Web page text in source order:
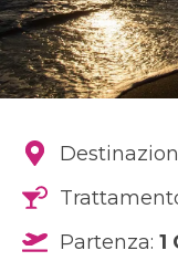
Partenza: 1